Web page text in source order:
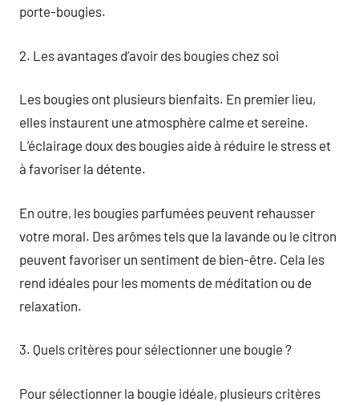
porte-bougies.
2. Les avantages d’avoir des bougies chez soi
Les bougies ont plusieurs bienfaits. En premier lieu,
elles instaurent une atmosphère calme et sereine.
L’éclairage doux des bougies aide à réduire le stress et
à favoriser la détente.
En outre, les bougies parfumées peuvent rehausser
votre moral. Des arômes tels que la lavande ou le citron
peuvent favoriser un sentiment de bien-être. Cela les
rend idéales pour les moments de méditation ou de
relaxation.
3. Quels critères pour sélectionner une bougie ?
Pour sélectionner la bougie idéale, plusieurs critères